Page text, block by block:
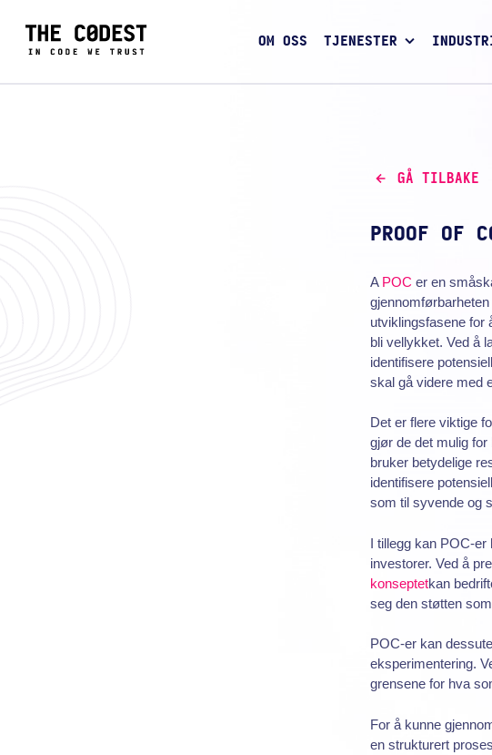
OM OSS TJENESTER
GÅ TILBAKE
PROOF OF
A POC er en
utviklingsfasene for
bli vellykket. Ved å
identifisere
skal gå videre med
Det er flere viktige
gjør de det mulig
bruker betydelige
identifisere
som til syvende og
I tillegg kan POC-er
investorer. Ved å
konseptetkan
seg den støtten
POC-er kan
eksperimentering.
grensene for hva
For å kunne
en strukturert